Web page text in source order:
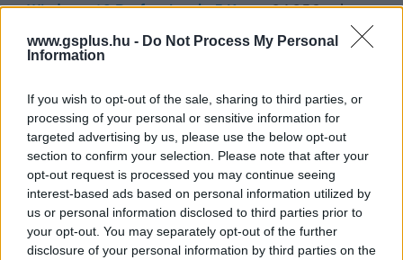
www.gsplus.hu - Do Not Process My Personal
Information
If you wish to opt-out of the sale, sharing to third parties, or
processing of your personal or sensitive information for
targeted advertising by us, please use the below opt-out
section to confirm your selection. Please note that after your
opt-out request is processed you may continue seeing
interest-based ads based on personal information utilized by
us or personal information disclosed to third parties prior to
your opt-out. You may separately opt-out of the further
disclosure of your personal information by third parties on the
Windows 10 Professional - 5 Keys- 34,25€ only
(6,85€/kulcs)
Windows 10 Home - 2 Keys
MS Office 2019 Professional Plus - 2 Keys- 46,55€
only (23,28€/kulcs)
MS Office 2021 Professional Plus - 2 Keys- 57,28€
only (28,64€/kulcs)
MS Office 2021 Professional Plus - 3 Keys- 79,28€
only (26,43€/kulcs)